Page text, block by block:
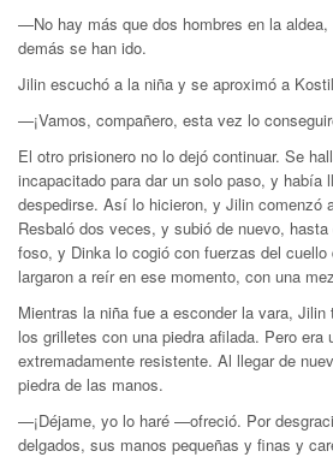
—No hay más que dos hombres en la
demás se han ido.
Jilin escuchó a la niña y se aproximó a
—¡Vamos, compañero, esta vez lo
El otro prisionero no lo dejó continuar. Se
incapacitado para dar un solo paso, y había
despedirse. Así lo hicieron, y Jilin comenzó
Resbaló dos veces, y subió de nuevo,
foso, y Dinka lo cogió con fuerzas del
largaron a reír en ese momento, con una
Mientras la niña fue a esconder la vara, Jilin
los grilletes con una piedra afilada. Pero era
extremadamente resistente. Al llegar de
piedra de las manos.
—¡Déjame, yo lo haré —ofreció. Por
delgados, sus manos pequeñas y finas y